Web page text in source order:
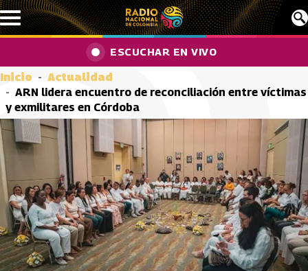
Pasar al contenido principal
ESCUCHAR EN VIVO
Inicio
Actualidad
ARN lidera encuentro de reconciliación entre víctimas
y exmilitares en Córdoba